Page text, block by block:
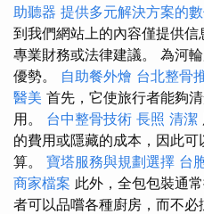
助聽器 提供多元解決方案的
到我們網站上的內容僅提供
專業財務或法律建議。 為河
優勢。 自助餐外燴 台北整骨
醫美 首先，它使旅行者能夠
用。 台中整骨技術 長照 清潔
的費用或隱藏的成本，因此
算。 寶塔服務與規劃選擇 台
商家檔案 此外，全包包裝通
者可以品嚐各種廚房，而不必